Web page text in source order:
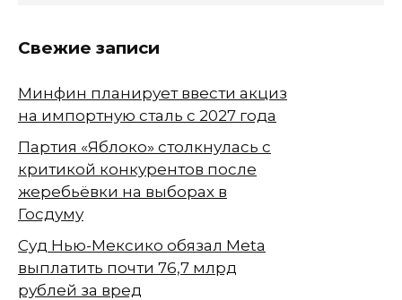
Свежие записи
Минфин планирует ввести акциз
на импортную сталь с 2027 года
Партия «Яблоко» столкнулась с
критикой конкурентов после
жеребьёвки на выборах в
Госдуму
Суд Нью-Мексико обязал Meta
выплатить почти 76,7 млрд
рублей за вред